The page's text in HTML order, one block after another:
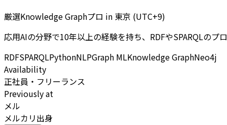
厳選Knowledge Graphプロ in 東京 (UTC+9)
応用AIの分野で10年以上の経験を持ち、RDFやSPARQLの
RDFSPARQLPythonNLPGraph MLKnowledge GraphNeo4j
Availability
正社員・フリーランス
Previously at
メル
メルカリ出身